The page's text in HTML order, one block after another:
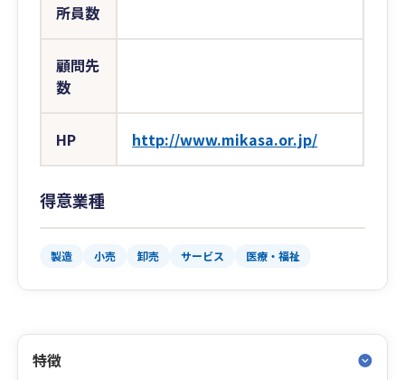
所員数
顧問先
数
HP http://www.mikasa.or.jp/
得意業種
製造 小売 卸売 サービス 医療・福祉
特徴